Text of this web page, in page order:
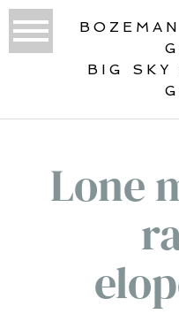
BIG SKY
Lone